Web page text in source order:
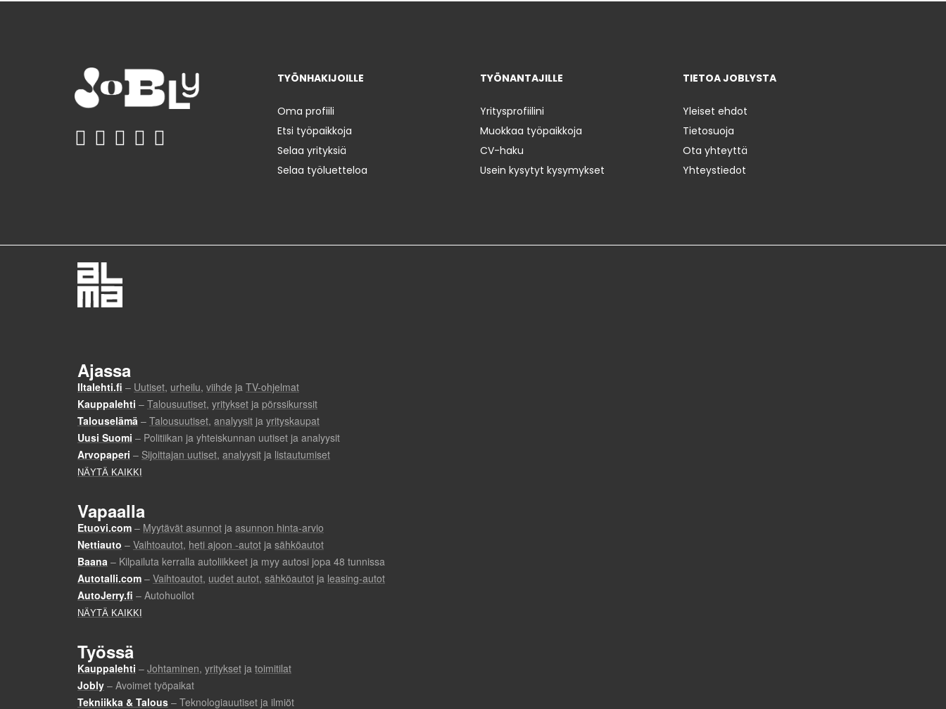
TYÖNHAKIJOILLE
Oma profiili
Etsi työpaikkoja
Selaa yrityksiä
Selaa työluetteloa
TYÖNANTAJILLE
Yritysprofiilini
Muokkaa työpaikkoja
CV-haku
Usein kysytyt kysymykset
TIETOA JOBLYSTA
Yleiset ehdot
Tietosuoja
Ota yhteyttä
Yhteystiedot